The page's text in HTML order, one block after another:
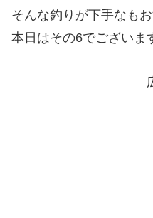
そんな釣りが下手なも
本日はその6でございま